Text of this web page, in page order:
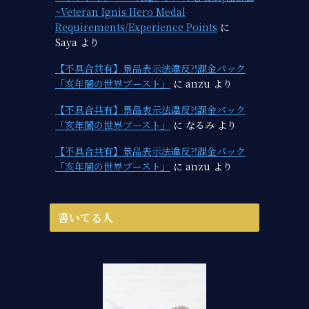
~Veteran Ignis Hero Medal
Requirements/Experience Points に
Saya より
【不具合共有】景品表示法違反⁈課金パック
「亥年闇の世界ブースト」
に anzu より
【不具合共有】景品表示法違反⁈課金パック
「亥年闇の世界ブースト」
に なるみ より
【不具合共有】景品表示法違反⁈課金パック
「亥年闇の世界ブースト」
に anzu より
書いてる人